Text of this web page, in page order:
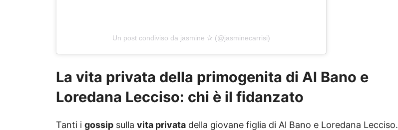
Un post condiviso da jasmine ✰ (@jasminecarrisi)
La vita privata della primogenita di Al Bano e
Loredana Lecciso: chi è il fidanzato
Tanti i gossip sulla vita privata della giovane figlia di Al Bano e Loredana Lecciso.